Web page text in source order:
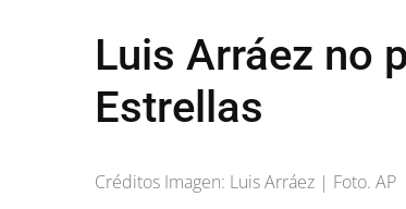
Luis Arráez no
Estrellas
Créditos Imagen: Luis Arráez | Foto. AP